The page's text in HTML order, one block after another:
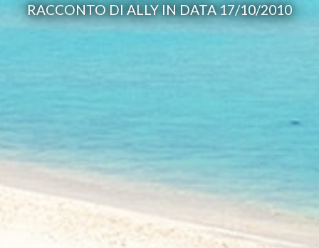
RACCONTO DI ALLY IN DATA 17/10/2010